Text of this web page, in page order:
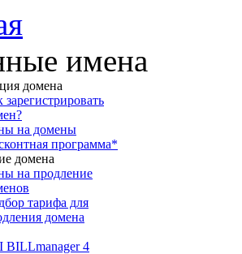
имена
домена
зарегистрировать
на домены
программа*
домена
на продление
тарифа для
домена
BILLmanager 4